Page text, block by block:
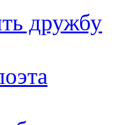
дружбу